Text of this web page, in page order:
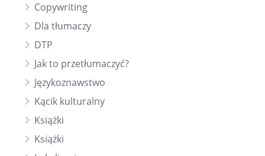
Copywriting
Dla tłumaczy
DTP
Jak to przetłumaczyć?
Językoznawstwo
Kącik kulturalny
Książki
Książki